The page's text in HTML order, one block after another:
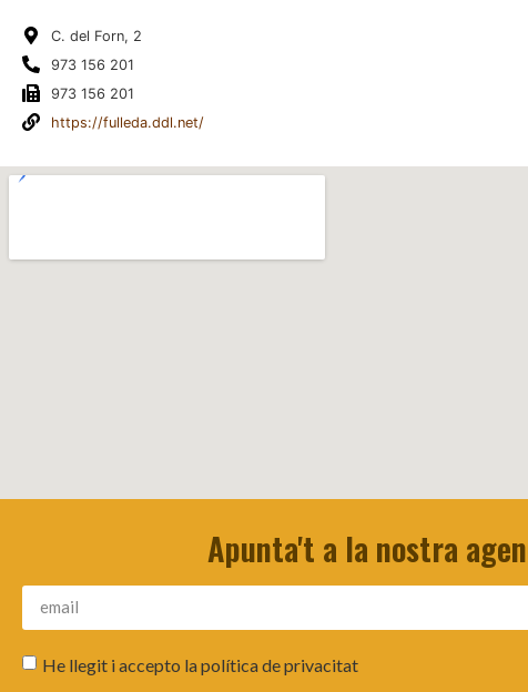
C. del Forn, 2
973 156 201
973 156 201
https://fulleda.ddl.net/
Apunta't a la nostra
He llegit i accepto lapolítica de privacitat